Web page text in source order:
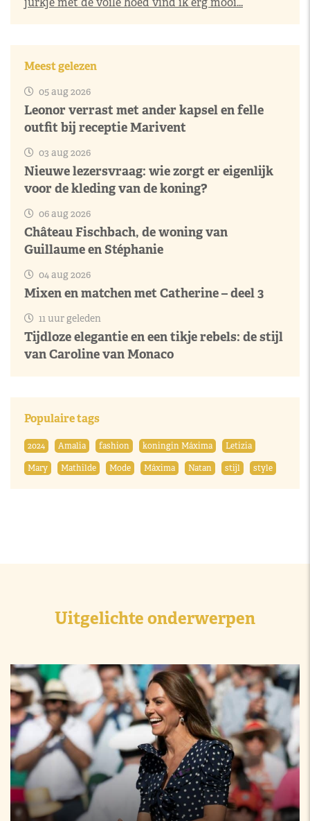
Meest gelezen
05 aug 2026
Leonor verrast met ander kapsel en felle
outfit bij receptie Marivent
03 aug 2026
Nieuwe lezersvraag: wie zorgt er eigenlijk
voor de kleding van de koning?
06 aug 2026
Château Fischbach, de woning van
Guillaume en Stéphanie
04 aug 2026
Mixen en matchen met Catherine – deel 3
11 uur geleden
Tijdloze elegantie en een tikje rebels: de stijl
van Caroline van Monaco
Populaire tags
2024 Amalia fashion koningin Máxima
Letizia
Mary
Mathilde Mode Máxima Natan stijl style
Uitgelichte onderwerpen